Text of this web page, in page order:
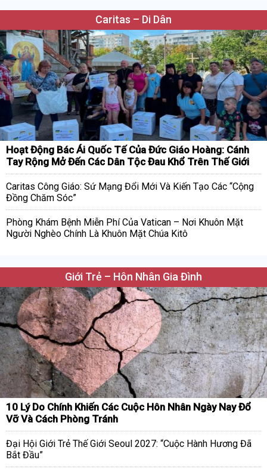
Caritas – Di Dân
Hoạt Động Bác Ái Quốc Tế Của Đức Giáo Hoàng: Cánh
Tay Rộng Mở Đến Các Dân Tộc Đau Khổ Trên Thế Giới
Caritas Công Giáo: Sứ Mạng Đổi Mới Và Kiến Tạo Các “Cộng
Đồng Chăm Sóc”
Phòng Khám Bệnh Miễn Phí Của Vatican – Nơi Khuôn Mặt
Người Nghèo Chính Là Khuôn Mặt Chúa Kitô
Giới Trẻ – Hôn Nhân Gia Đình
10 Lý Do Chính Khiến Các Cuộc Hôn Nhân Ngày Nay Đổ
Vỡ Và Cách Phòng Tránh
Đại Hội Giới Trẻ Thế Giới Seoul 2027: “Cuộc Hành Hương Đã
Bắt Đầu”